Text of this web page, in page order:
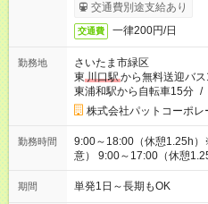
交通費別途支給あり
交通費 一律200円/日
勤務地
さいたま市緑区
東 川口駅から無料送迎バ
東浦和駅から自転車15分 /
株式会社パットコーポレ
勤務時間
9:00～18:00（休憩1.25h
意） 9:00～17:00（休憩1.25h） ※9:00～15:00や10：
00などのショートタイム
は面接で説明いたします。
期間 単発1日～長期もOK